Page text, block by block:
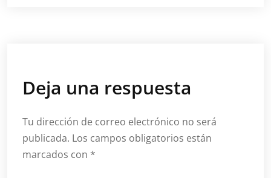
Deja una respuesta
Tu dirección de correo electrónico no será
publicada. Los campos obligatorios están
marcados con *